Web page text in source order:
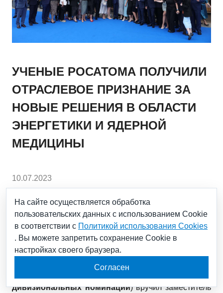
УЧЕНЫЕ РОСАТОМА ПОЛУЧИЛИ
ОТРАСЛЕВОЕ ПРИЗНАНИЕ ЗА
НОВЫЕ РЕШЕНИЯ В ОБЛАСТИ
ЭНЕРГЕТИКИ И ЯДЕРНОЙ
МЕДИЦИНЫ
10.07.2023
58 специалистов научного блока стали лауреатами
самой масштабной отраслевой программы
признания «Человек года Росатома – 2023».
Юбилейная, X церемония награждения финалистов
состоялась 4 июля в Санкт-Петербурге, в большом
концертном зале «Октябрьский».
Награды специалистам научного блока (в рамках
дивизиональных номинаций) вручил заместитель
На сайте осуществляется обработка
пользовательских данных с использованием Cookie
в соответствии с Политикой использования Cookies
. Вы можете запретить сохранение Cookie в
настройках своего браузера.
Согласен